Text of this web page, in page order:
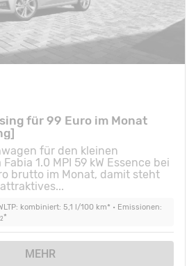
für 99 Euro im Monat
für den kleinen
1.0 MPI 59 kW Essence bei
brutto im Monat, damit steht
kombiniert: 5,1 l/100 km* • Emissionen:
2*
MEHR